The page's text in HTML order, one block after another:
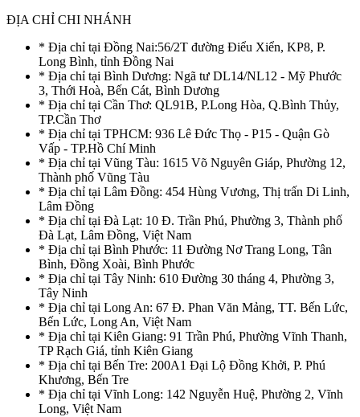
ĐỊA CHỈ CHI NHÁNH
* Địa chỉ tại Đồng Nai:56/2T đường Điểu Xiển, KP8, P.
Long Bình, tỉnh Đồng Nai
* Địa chỉ tại Bình Dương: Ngã tư DL14/NL12 - Mỹ Phước
3, Thới Hoà, Bến Cát, Bình Dương
* Địa chỉ tại Cần Thơ: QL91B, P.Long Hòa, Q.Bình Thủy,
TP.Cần Thơ
* Địa chỉ tại TPHCM: 936 Lê Đức Thọ - P15 - Quận Gò
Vấp - TP.Hồ Chí Minh
* Địa chỉ tại Vũng Tàu: 1615 Võ Nguyên Giáp, Phường 12,
Thành phố Vũng Tàu
* Địa chỉ tại Lâm Đồng: 454 Hùng Vương, Thị trấn Di Linh,
Lâm Đồng
* Địa chỉ tại Đà Lạt: 10 Đ. Trần Phú, Phường 3, Thành phố
Đà Lạt, Lâm Đồng, Việt Nam
* Địa chỉ tại Bình Phước: 11 Đường Nơ Trang Long, Tân
Bình, Đồng Xoài, Bình Phước
* Địa chỉ tại Tây Ninh: 610 Đường 30 tháng 4, Phường 3,
Tây Ninh
* Địa chỉ tại Long An: 67 Đ. Phan Văn Mảng, TT. Bến Lức,
Bến Lức, Long An, Việt Nam
* Địa chỉ tại Kiên Giang: 91 Trần Phú, Phường Vĩnh Thanh,
TP Rạch Giá, tỉnh Kiên Giang
* Địa chỉ tại Bến Tre: 200A1 Đại Lộ Đồng Khởi, P. Phú
Khương, Bến Tre
* Địa chỉ tại Vĩnh Long: 142 Nguyễn Huệ, Phường 2, Vĩnh
Long, Việt Nam